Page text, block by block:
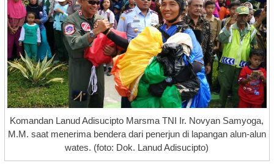
Komandan Lanud Adisucipto Marsma TNI Ir. Novyan Samyoga,
M.M. saat menerima bendera dari penerjun di lapangan alun-alun
wates. (foto: Dok. Lanud Adisucipto)